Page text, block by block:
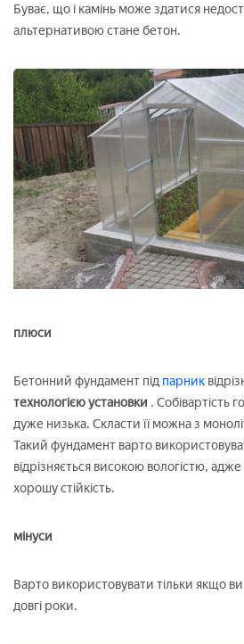
Буває, що і камінь може здатися
альтернативою стане бетон.
плюси
Бетонний фундамент під парник
технологією установки . Собівартість
дуже низька. Скласти її можна з
Такий фундамент варто
відрізняється високою вологістю, адже
хорошу стійкість.
мінуси
Варто використовувати тільки якщо
довгі роки.